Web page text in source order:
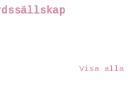
Visa alla